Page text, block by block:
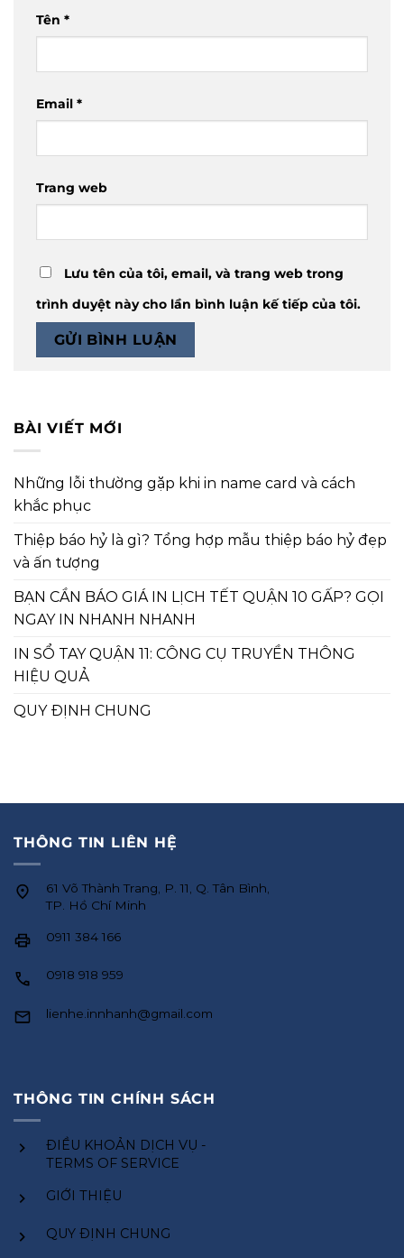
Tên *
Email *
Trang web
Lưu tên của tôi, email, và trang web trong
trình duyệt này cho lần bình luận kế tiếp của tôi.
BÀI VIẾT MỚI
Những lỗi thường gặp khi in name card và cách
khắc phục
Thiệp báo hỷ là gì? Tổng hợp mẫu thiệp báo hỷ đẹp
và ấn tượng
BẠN CẦN BÁO GIÁ IN LỊCH TẾT QUẬN 10 GẤP? GỌI
NGAY IN NHANH NHANH
IN SỔ TAY QUẬN 11: CÔNG CỤ TRUYỀN THÔNG
HIỆU QUẢ
QUY ĐỊNH CHUNG
THÔNG TIN LIÊN HỆ
61 Võ Thành Trang, P. 11, Q. Tân Bình,
TP. Hồ Chí Minh
0911 384 166
0918 918 959
lienhe.innhanh@gmail.com
THÔNG TIN CHÍNH SÁCH
ĐIỀU KHOẢN DỊCH VỤ -
TERMS OF SERVICE
GIỚI THIỆU
QUY ĐỊNH CHUNG